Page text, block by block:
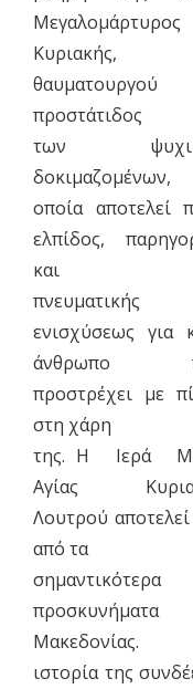
Μεγαλομάρτυρος
Κυριακής,
θαυματουργού
προστάτιδος
των
οποία αποτελεί
ελπίδος,
και
πνευματικής
ενισχύσεως για
άνθρωπο
προστρέχει με
στη χάρη
της. Η Ιερά
Αγίας
Λουτρού
από τα
σημαντικότερα
προσκυνήματα
ιστορία της